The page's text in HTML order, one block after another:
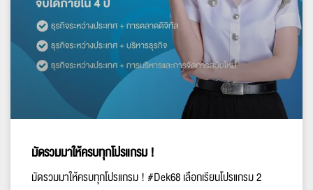
มัดรวมมาให้ครบทุกโปรแกรม !
มัดรวมมาให้ครบทุกโปรแกรม ! #Dek68 เลือกเรียนโปรแกรม 2